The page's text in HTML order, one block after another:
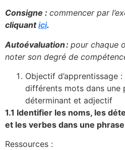
Consigne : commencer par
cliquantici.
Autoévaluation : pour chaque
noter son degré de
Objectif d’apprentissage
différents mots dans une
déterminant et adjectif
1.1 Identifier les noms, les
et les verbes dans une phrase
Ressources :